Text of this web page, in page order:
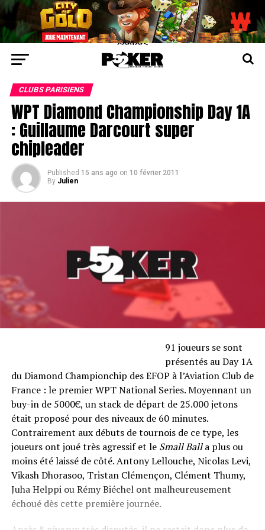
center>
CLUBS PARISIENS
WPT Diamond Championship Day 1A
: Guillaume Darcourt super
chipleader
Published 15 ans ago on 10 février 2011
By Julien
91 joueurs se sont
présentés au Day 1A
du Diamond Championchip des EFOP à l’Aviation Club de
France : le premier WPT National Series. Moyennant un
buy-in de 5000€, un stack de départ de 25.000 jetons
était proposé pour des niveaux de 60 minutes.
Contrairement aux débuts de tournois de ce type, les
joueurs ont joué très agressif et le Small Balla plus ou
moins été laissé de côté. Antony Lellouche, Nicolas Levi,
Vikash Dhorasoo, Tristan Clémençon, Clément Thumy,
Juha Helppi ou Rémy Biéchel ont malheureusement
échoué dès cette première journée.